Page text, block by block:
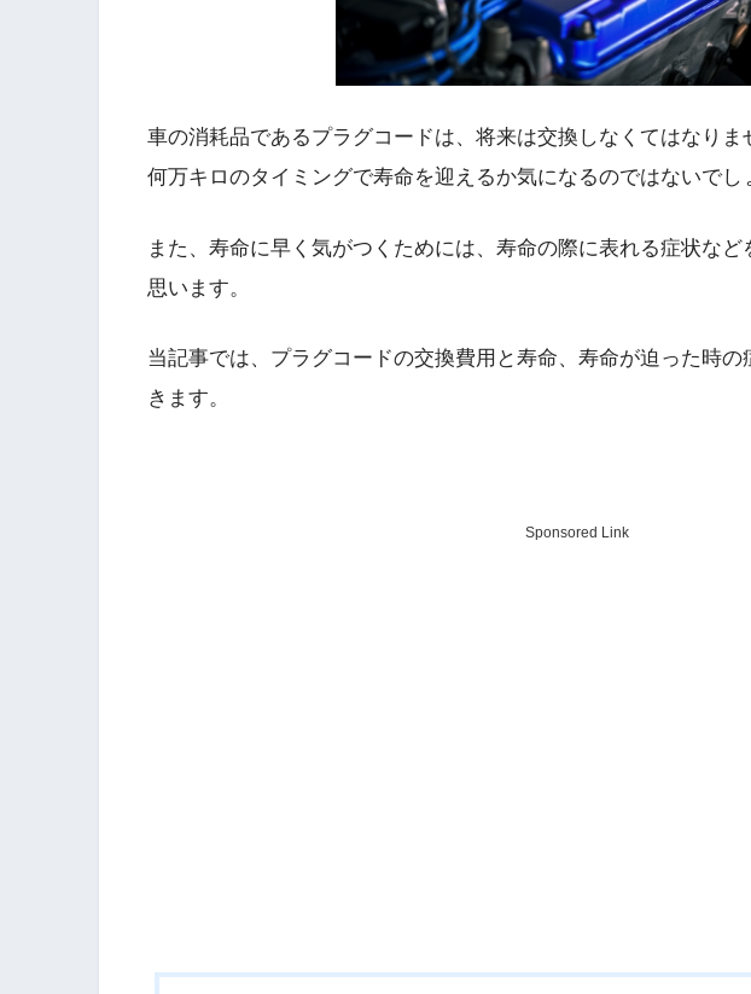
車の消耗品であるプラグコードは、将来は交換しなくてはなりま
何万キロのタイミングで寿命を迎えるか気になるのではないでし
また、寿命に早く気がつくためには、寿命の際に表れる症状など
思います。
当記事では、プラグコードの交換費用と寿命、寿命が迫った時
きます。
Sponsored Link